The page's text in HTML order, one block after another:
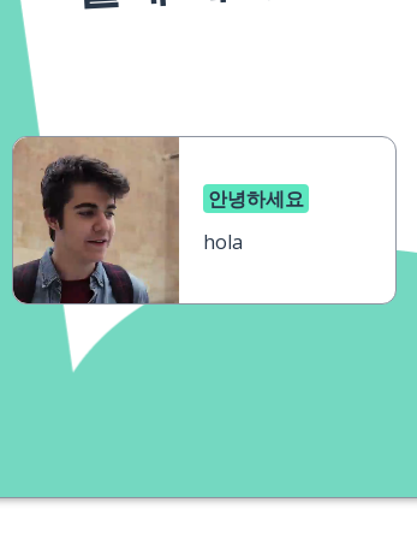
안녕하세요
hola